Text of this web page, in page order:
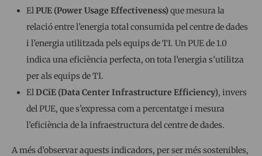
ElPUE (Power Usage Effectiveness)que mesura la
relació entre l’energia total consumida pel centre de dades
i l’energia utilitzada pels equips de TI. Un PUE de 1.0
indica una eficiència perfecta, on tota l’energia s’utilitza
per als equips de TI.
ElDCiE (Data Center Infrastructure Efficiency), invers
del PUE, que s’expressa com a percentatge i mesura
l’eficiència de la infraestructura del centre de dades.
A més d’observar aquests indicadors, per ser més sostenibles,